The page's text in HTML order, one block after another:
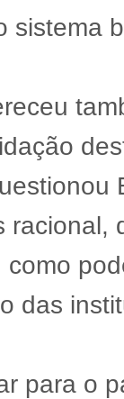
sistema
das
para o